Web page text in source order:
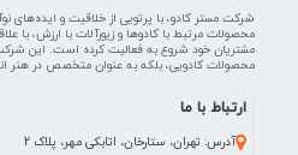
محصولات مرتبط با کادوها و زیورآلات با ارزش، با
مشتریان خود شروع به فعالیت کرده است. این
محصولات کادویی، بلکه به عنوان متخصص در هنر
ارتباط با ما
آدرس: تهران، ستارخان، اتابکی مهر، پلاک 2